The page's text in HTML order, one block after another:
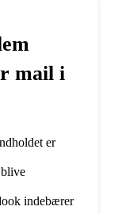
mail i
er
indebærer